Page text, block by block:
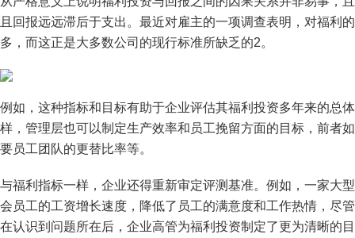
且回报远远滞后于支出。最近对雇主的一项调查表明，对福利
多，而这正是大多数公司的现行标准所缺乏的2。
例如，这种指标和目标有助于企业评估其福利投资多年来的总
样，管理层也可以制定生产效率和员工挽留方面的目标，前者
要员工团队的更替比率等。
与福利指标一样，企业还得重新审定评测基准。例如，一家大
会员工的工资增长速度，降低了员工的满意度和工作热情，尽
在认识到问题所在后，企业高管为福利投资制定了更为清晰的